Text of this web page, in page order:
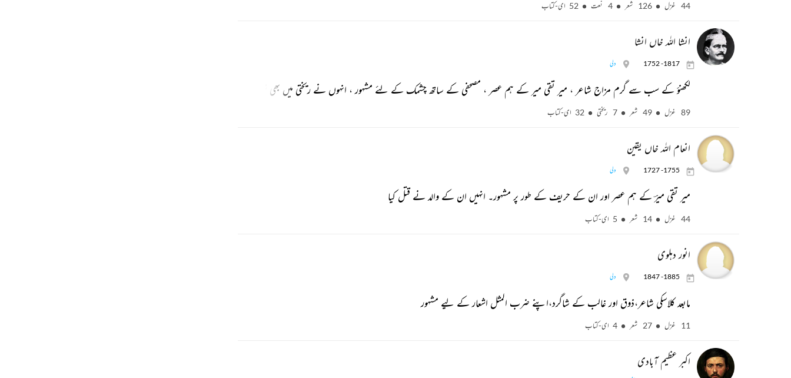
44 غزل 126 شعر 4 نعت 52 ای-کتاب
انشا اللہ خاں انشا
1752 -1817 دلی
لکھنؤ کے سب سے گرم مزاج شاعر ، میر تقی میر کے ہم عصر ، مصحفی کے ساتھ چشمک کے لئے مشہور ، انہوں نے ریختی میں بھی شعر کہے اور نثر میں ’رانی کیتکی کی کہانی‘ لکھی
89 غزل 49 شعر 7 ریختی 32 ای-کتاب
انعام اللہ خاں یقین
1727 -1755 دلی
میر تقی میرؔ کے ہم عصر اور ان کے حریف کے طور پر مشہور۔ انہیں ان کے والد نے قتل کیا
44 غزل 14 شعر 5 ای-کتاب
انور دہلوی
1847 -1885 دلی
مابعد کلاسکی شاعر،ذوق اور غالب کے شاگرد،اپنے ضرب المثل اشعار کے لیے مشہور
11 غزل 27 شعر 4 ای-کتاب
اکبر عظیم آبادی